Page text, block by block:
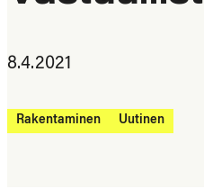
8.4.2021
Rakentaminen Uutinen